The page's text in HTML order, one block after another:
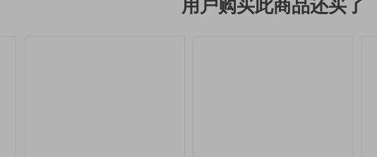
用户购买此商品还买了